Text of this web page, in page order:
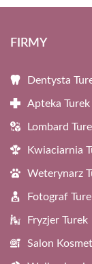
FIRMY
Dentysta
Apteka Turek
Lombard
Kwiaciarnia
Weterynarz
Fotograf
Fryzjer Turek
Salon